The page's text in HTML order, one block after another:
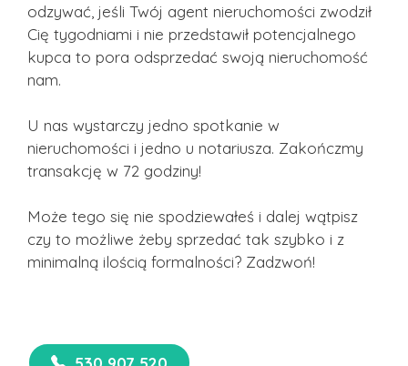
odzywać, jeśli Twój agent nieruchomości zwodził
Cię tygodniami i nie przedstawił potencjalnego
kupca to pora odsprzedać swoją nieruchomość
nam.
U nas wystarczy jedno spotkanie w
nieruchomości i jedno u notariusza. Zakończmy
transakcję w 72 godziny!
Może tego się nie spodziewałeś i dalej wątpisz
czy to możliwe żeby sprzedać tak szybko i z
minimalną ilością formalności? Zadzwoń!